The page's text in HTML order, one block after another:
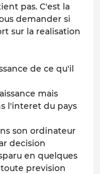
pas. C'est la
demander si
sur la realisation
de ce qu'il
mais
l'interet du pays
son ordinateur
decision
en quelques
prevision